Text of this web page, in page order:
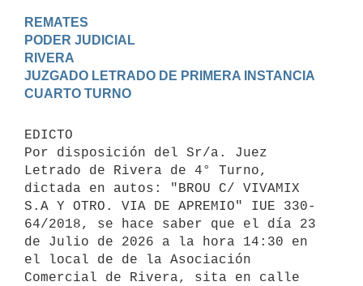
REMATES
PODER JUDICIAL
RIVERA
JUZGADO LETRADO DE PRIMERA INSTANCIA
EDICTO
Por disposición del Sr/a. Juez
Letrado de Rivera de 4° Turno,
dictada en autos: "BROU C/ VIVAMIX
S.A Y OTRO. VIA DE APREMIO" IUE 330-
64/2018, se hace saber que el día 23
de Julio de 2026 a la hora 14:30 en
el local de de la Asociación
Comercial de Rivera, sita en calle